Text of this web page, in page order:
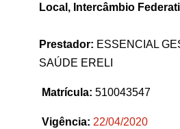
Local, Intercâmbio
Prestador: ESSENCIAL
SAÚDE ERELI
Matrícula: 510043547
Vigência: 22/04/2020